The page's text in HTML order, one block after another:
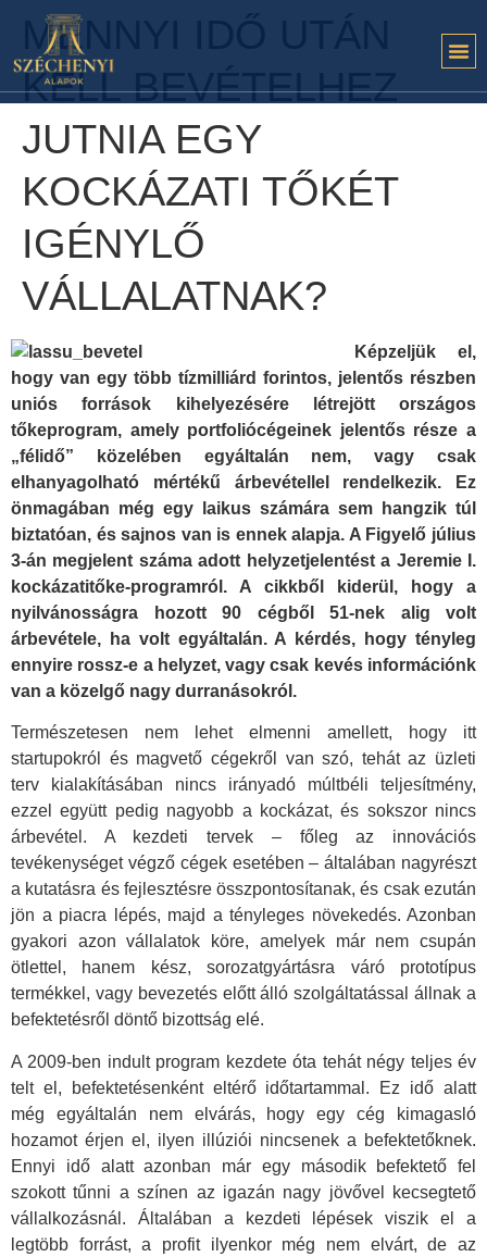
MENNYI IDŐ UTÁN
KELL BEVÉTELHEZ
JUTNIA EGY
KOCKÁZATI TŐKÉT
IGÉNYLŐ
VÁLLALATNAK?
Képzeljük el,
hogy van egy több tízmilliárd forintos, jelentős részben
uniós források kihelyezésére létrejött országos
tőkeprogram, amely portfoliócégeinek jelentős része a
„félidő” közelében egyáltalán nem, vagy csak
elhanyagolható mértékű árbevétellel rendelkezik. Ez
önmagában még egy laikus számára sem hangzik túl
biztatóan, és sajnos van is ennek alapja. A Figyelő július
3-án megjelent száma adott helyzetjelentést a Jeremie I.
kockázatitőke-programról. A cikkből kiderül, hogy a
nyilvánosságra hozott 90 cégből 51-nek alig volt
árbevétele, ha volt egyáltalán. A kérdés, hogy tényleg
ennyire rossz-e a helyzet, vagy csak kevés információnk
van a közelgő nagy durranásokról.
Természetesen nem lehet elmenni amellett, hogy itt
startupokról és magvető cégekről van szó, tehát az üzleti
terv kialakításában nincs irányadó múltbéli teljesítmény,
ezzel együtt pedig nagyobb a kockázat, és sokszor nincs
árbevétel. A kezdeti tervek – főleg az innovációs
tevékenységet végző cégek esetében – általában nagyrészt
a kutatásra és fejlesztésre összpontosítanak, és csak ezután
jön a piacra lépés, majd a tényleges növekedés. Azonban
gyakori azon vállalatok köre, amelyek már nem csupán
ötlettel, hanem kész, sorozatgyártásra váró prototípus
termékkel, vagy bevezetés előtt álló szolgáltatással állnak a
befektetésről döntő bizottság elé.
A 2009-ben indult program kezdete óta tehát négy teljes év
telt el, befektetésenként eltérő időtartammal. Ez idő alatt
még egyáltalán nem elvárás, hogy egy cég kimagasló
hozamot érjen el, ilyen illúziói nincsenek a befektetőknek.
Ennyi idő alatt azonban már egy második befektető fel
szokott tűnni a színen az igazán nagy jövővel kecsegtető
vállalkozásnál. Általában a kezdeti lépések viszik el a
legtöbb forrást, a profit ilyenkor még nem elvárt, de az